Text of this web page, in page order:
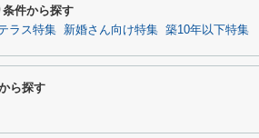
件から探す
ラス特集 新婚さん向け特集 築10年以下特集
ら探す